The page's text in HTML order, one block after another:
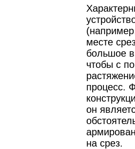
месте
большое
чтобы с
процесс.
он
на срез.